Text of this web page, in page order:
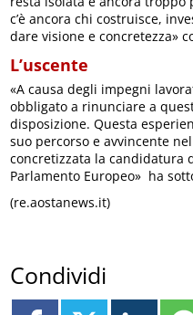
c’è ancora chi costruisce,
dare visione e concretezza»
L’uscente
«A causa degli impegni
obbligato a rinunciare a
disposizione. Questa
suo percorso e avvincente
concretizzata la candidatura
Parlamento Europeo» ha
(re.aostanews.it)
Condividi